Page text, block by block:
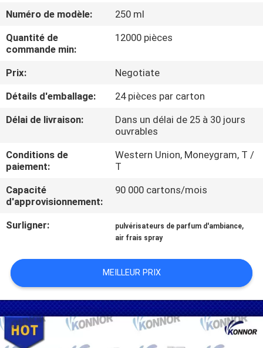
NOUS
VISITE
D'USINE
CONTRÔLE
DE
CONTACTEZ-
NOUS
DEMANDEZ
UNE
CITATION
COMPANY
NEWS
Numéro de modèle:
250 ml
Quantité de
commande min:
12000 pièces
Prix:
Negotiate
Détails d'emballage:
24 pièces par carton
Délai de livraison:
Dans un délai de 25 à 30 jours
ouvrables
Conditions de
paiement:
Western Union, Moneygram, T /
T
Capacité
d'approvisionnement:
90 000 cartons/mois
Surligner: pulvérisateurs de parfum d'ambiance,
air frais spray
MEILLEUR PRIX